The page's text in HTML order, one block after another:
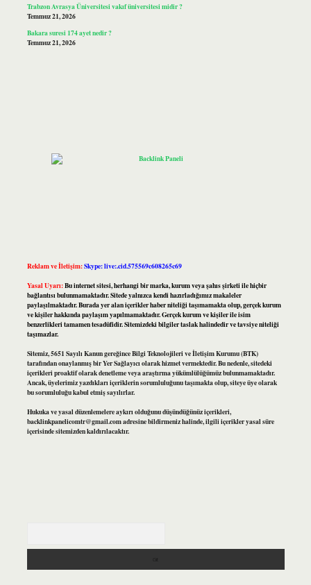
Trabzon Avrasya Üniversitesi vakıf üniversitesi midir ?
Temmuz 21, 2026
Bakara suresi 174 ayet nedir ?
Temmuz 21, 2026
Reklam ve İletişim:Skype: live:.cid.575569c608265c69
Yasal Uyarı:Bu internet sitesi, herhangi bir marka, kurum veya şahıs şirketi ile hiçbir
bağlantısı bulunmamaktadır. Sitede yalnızca kendi hazırladığımız makaleler
paylaşılmaktadır. Burada yer alan içerikler haber niteliği taşımamakta olup, gerçek kurum
ve kişiler hakkında paylaşım yapılmamaktadır. Gerçek kurum ve kişiler ile isim
benzerlikleri tamamen tesadüfidir. Sitemizdeki bilgiler taslak halindedir ve tavsiye niteliği
taşımazlar.
Sitemiz, 5651 Sayılı Kanun gereğince Bilgi Teknolojileri ve İletişim Kurumu (BTK)
tarafından onaylanmış bir Yer Sağlayıcı olarak hizmet vermektedir. Bu nedenle, sitedeki
içerikleri proaktif olarak denetleme veya araştırma yükümlülüğümüz bulunmamaktadır.
Ancak, üyelerimiz yazdıkları içeriklerin sorumluluğunu taşımakta olup, siteye üye olarak
bu sorumluluğu kabul etmiş sayılırlar.
Hukuka ve yasal düzenlemelere aykırı olduğunu düşündüğünüz içerikleri,
backlinkpanelicomtr@gmail.comadresine bildirmeniz halinde, ilgili içerikler yasal süre
içerisinde sitemizden kaldırılacaktır.